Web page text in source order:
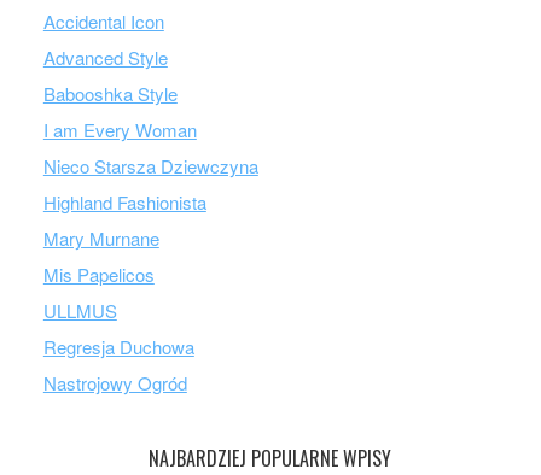
Accidental Icon
Advanced Style
Babooshka Style
I am Every Woman
Nieco Starsza Dziewczyna
Highland Fashionista
Mary Murnane
Mis Papelicos
ULLMUS
Regresja Duchowa
Nastrojowy Ogród
NAJBARDZIEJ POPULARNE WPISY